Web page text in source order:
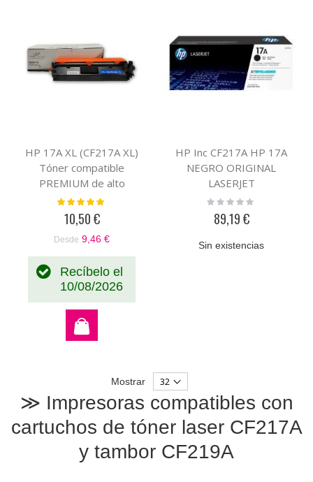
HP 17A XL (CF217A XL)
Tóner compatible
PREMIUM de alto
rendimiento (6K)
Valoración:
10,50 €
Desde 9,46 €
Recíbelo el
10/08/2026
HP Inc CF217A HP 17A
NEGRO ORIGINAL
LASERJET
Rating:
89,19 €
Sin existencias
Mostrar
≫ Impresoras compatibles con
cartuchos de tóner laser CF217A
y tambor CF219A